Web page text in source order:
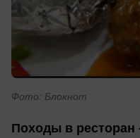
Фото: Блокнот
Походы в ресторан